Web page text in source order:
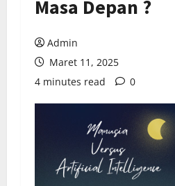
Masa Depan ?
Admin
Maret 11, 2025
4 minutes read
0